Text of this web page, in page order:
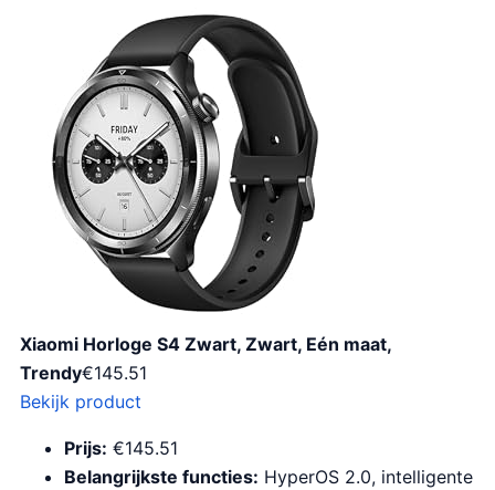
Xiaomi Horloge S4 Zwart, Zwart, Eén maat,
Trendy€145.51
Bekijk product
Prijs: €145.51
Belangrijkste functies: HyperOS 2.0, intelligente